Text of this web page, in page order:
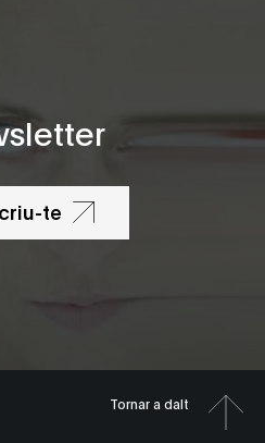
te
Tornar a dalt